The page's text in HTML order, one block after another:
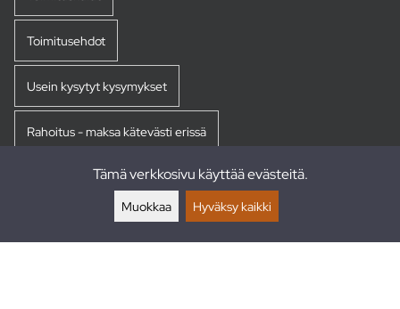
Toimitusehdot
Usein kysytyt kysymykset
Rahoitus - maksa kätevästi erissä
Tämä verkkosivu käyttää evästeitä.
Muokkaa Hyväksy kaikki